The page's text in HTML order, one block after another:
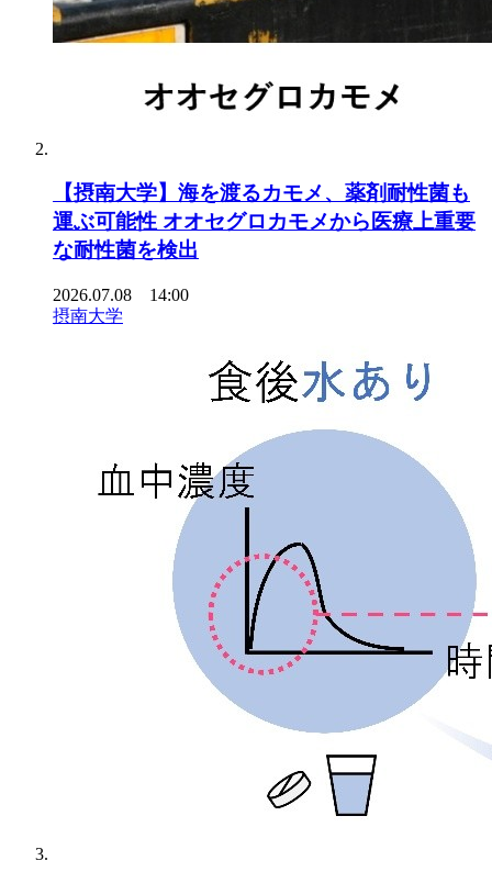
【摂南大学】海を渡るカモメ、薬剤耐性菌も
運ぶ可能性 オオセグロカモメから医療上重要
な耐性菌を検出
2026.07.08 14:00
摂南大学